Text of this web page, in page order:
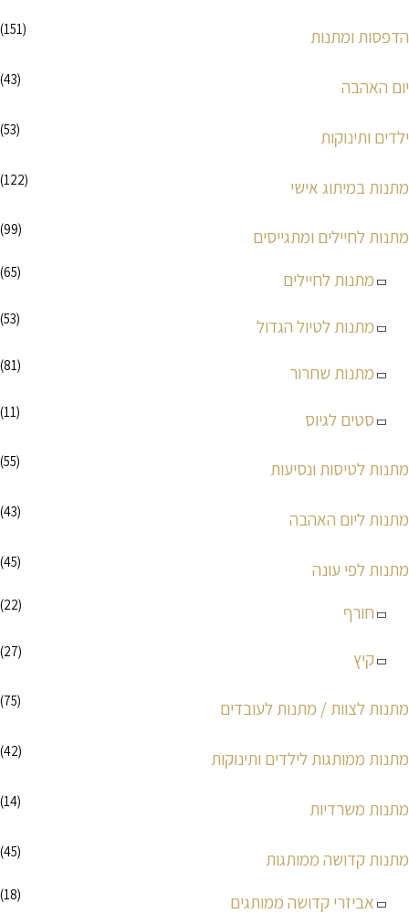
הדפסות ומתנות (151)
יום האהבה (43)
ילדים ותינוקות (53)
מתנות במיתוג אישי (122)
מתנות לחיילים ומתגייסים (99)
מתנות לחיילים (65)
מתנות לטיול הגדול (53)
מתנות שחרור (81)
סטים לגיוס (11)
מתנות לטיסות ונסיעות (55)
מתנות ליום האהבה (43)
מתנות לפי עונה (45)
חורף (22)
קיץ (27)
מתנות לצוות / מתנות לעובדים (75)
מתנות ממותגות לילדים ותינוקות (42)
מתנות משרדיות (14)
מתנות קדושה ממותגות (45)
אביזרי קדושה ממותגים (18)
נ